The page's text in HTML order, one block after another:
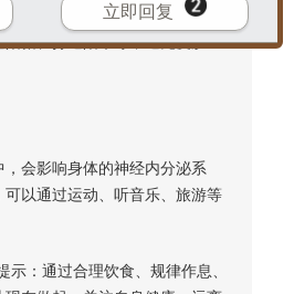
致黑色素合成减少。在日常生
帽、打遮阳伞等，避免皮肤直
会影响身体的神经内分泌系
以通过运动、听音乐、旅游等
：通过合理饮食、规律作息、
立即回复